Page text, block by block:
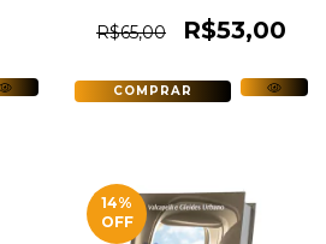
R$65,00 R$53,00
14%
OFF